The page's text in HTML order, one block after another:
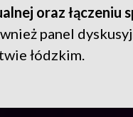
oraz
panel
łódzkim.